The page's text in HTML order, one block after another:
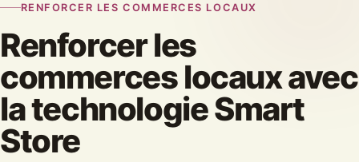
RENFORCER LES COMMERCES LOCAUX
Renforcer les
commerces locaux avec
la technologie Smart
Store